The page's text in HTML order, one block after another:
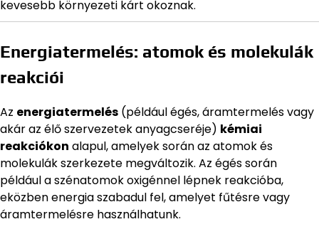
kevesebb környezeti kárt okoznak.
Energiatermelés: atomok és molekulák
reakciói
Az energiatermelés (például égés, áramtermelés vagy
akár az élő szervezetek anyagcseréje) kémiai
reakciókon alapul, amelyek során az atomok és
molekulák szerkezete megváltozik. Az égés során
például a szénatomok oxigénnel lépnek reakcióba,
eközben energia szabadul fel, amelyet fűtésre vagy
áramtermelésre használhatunk.